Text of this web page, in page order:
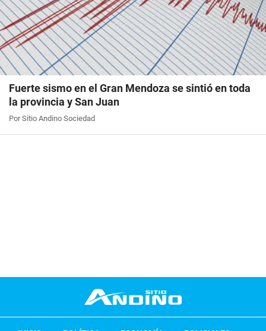
Fuerte sismo en el Gran Mendoza se sintió en toda
la provincia y San Juan
Por Sitio Andino Sociedad